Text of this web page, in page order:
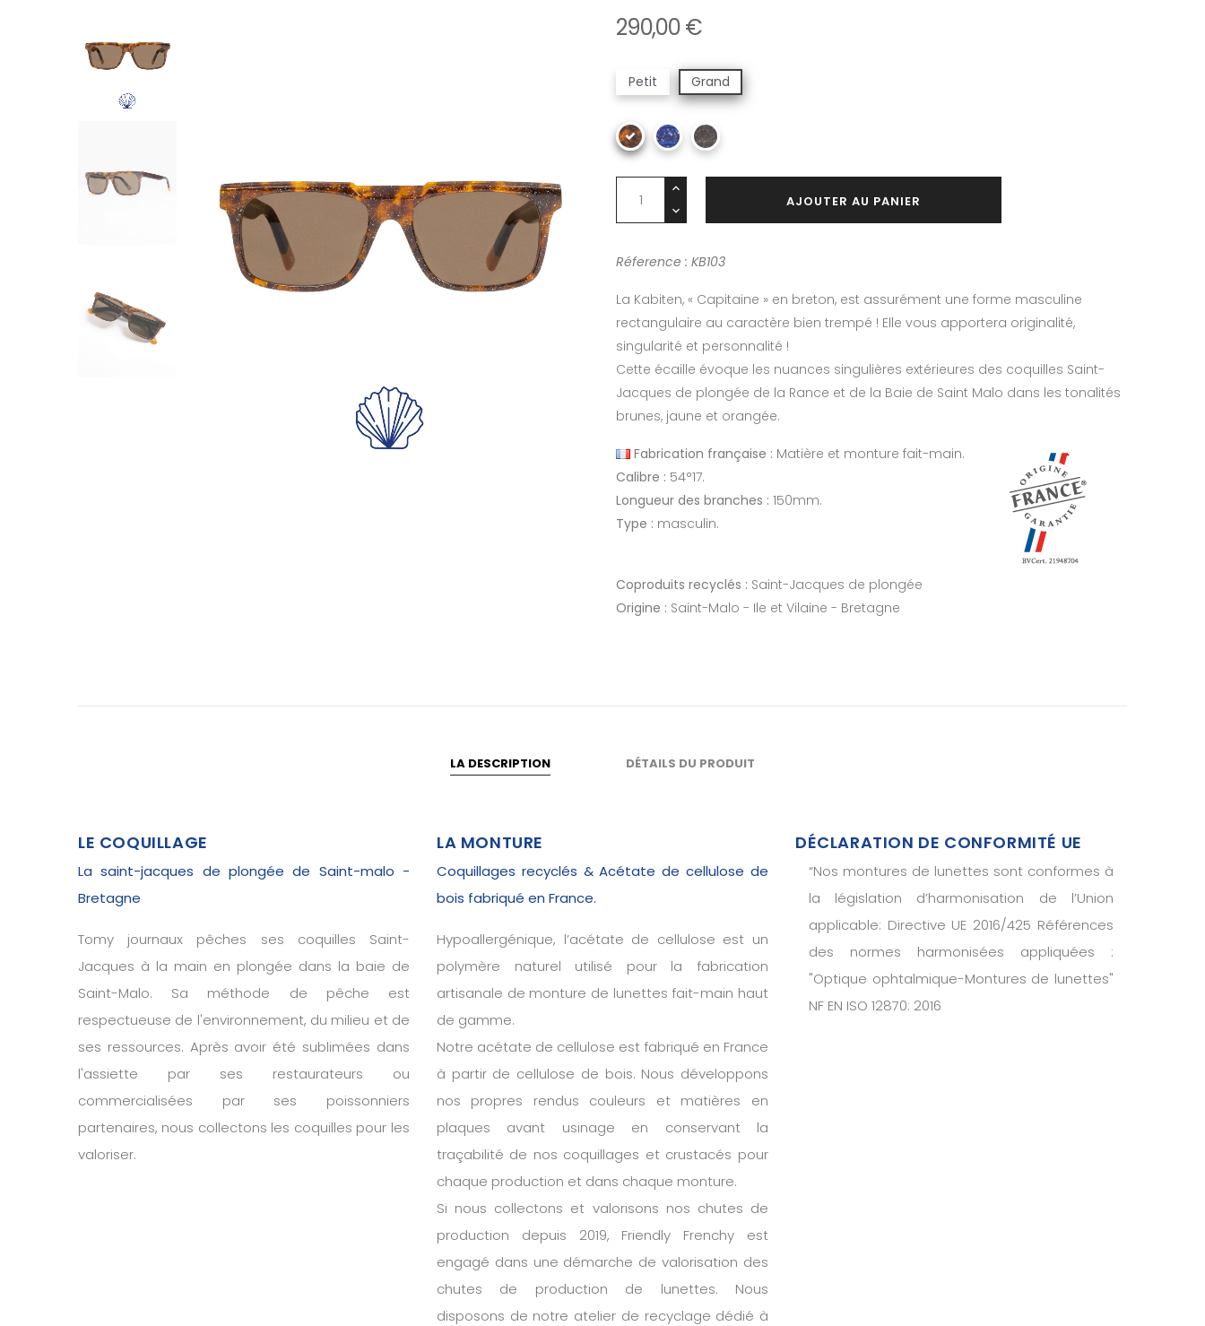
290,00 €
Petit Grand
AJOUTER AU PANIER
Réference : KB103
La Kabiten, « Capitaine » en breton, est assurément une forme masculine
rectangulaire au caractère bien trempé ! Elle vous apportera originalité,
singularité et personnalité !
Cette écaille évoque les nuances singulières extérieures des coquilles Saint-
Jacques de plongée de la Rance et de la Baie de Saint Malo dans les tonalités
brunes, jaune et orangée.
Fabrication française : Matière et monture fait-main.
Calibre : 54°17.
Longueur des branches : 150mm.
Type : masculin.
Coproduits recyclés : Saint-Jacques de plongée
Origine : Saint-Malo - Ile et Vilaine - Bretagne
LA DESCRIPTION DÉTAILS DU PRODUIT
LE COQUILLAGE
La saint-jacques de plongée de Saint-malo -
Bretagne
Tomy journaux pêches ses coquilles Saint-
Jacques à la main en plongée dans la baie de
Saint-Malo. Sa méthode de pêche est
respectueuse de l'environnement, du milieu et de
ses ressources. Après avoir été sublimées dans
l'assiette par ses restaurateurs ou
commercialisées par ses poissonniers
partenaires, nous collectons les coquilles pour les
valoriser.
LA MONTURE
Coquillages recyclés & Acétate de cellulose de
bois fabriqué en France.
Hypoallergénique, l’acétate de cellulose est un
polymère naturel utilisé pour la fabrication
artisanale de monture de lunettes fait-main haut
de gamme.
Notre acétate de cellulose est fabriqué en France
à partir de cellulose de bois. Nous développons
nos propres rendus couleurs et matières en
plaques avant usinage en conservant la
traçabilité de nos coquillages et crustacés pour
chaque production et dans chaque monture.
Si nous collectons et valorisons nos chutes de
production depuis 2019, Friendly Frenchy est
engagé dans une démarche de valorisation des
chutes de production de lunettes. Nous
disposons de notre atelier de recyclage dédié à
DÉCLARATION DE CONFORMITÉ UE
“Nos montures de lunettes sont conformes à
la législation d’harmonisation de l’Union
applicable: Directive UE 2016/425 Références
des normes harmonisées appliquées :
"Optique ophtalmique-Montures de lunettes"
NF EN ISO 12870: 2016